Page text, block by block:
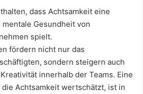
dass Achtsamkeit eine
Gesundheit von
spielt.
fördern nicht nur das
sondern steigern auch
innerhalb der Teams. Eine
Achtsamkeit wertschätzt, ist in